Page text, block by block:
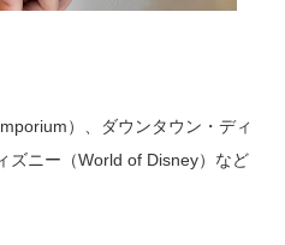
）、ダウンタウン・ディ
ズニー（World of Disney）など